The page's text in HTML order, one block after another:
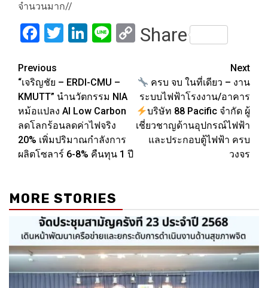
จำนวนมาก//
Facebook
Twitter
LinkedIn
LineCopy
Share
Post
navigation
Previous
“เจริญชัย – ERDI-CMU –
KMUTT” นำนวัตกรรม NIA
หม้อแปลง AI Low Carbon
ลดโลกร้อนลดค่าไฟจริง
20% เพิ่มปริมาณกำลังการ
ผลิตโซลาร์ 6-8% คืนทุน 1 ปี
Next
ครบ จบ ในที่เดียว – งาน
ระบบไฟฟ้าโรงงาน/อาคาร
บริษัท 88 Pacific จำกัด ผู้
เชี่ยวชาญด้านอุปกรณ์ไฟฟ้า
และประกอบตู้ไฟฟ้า ครบ
วงจร
MORE STORIES